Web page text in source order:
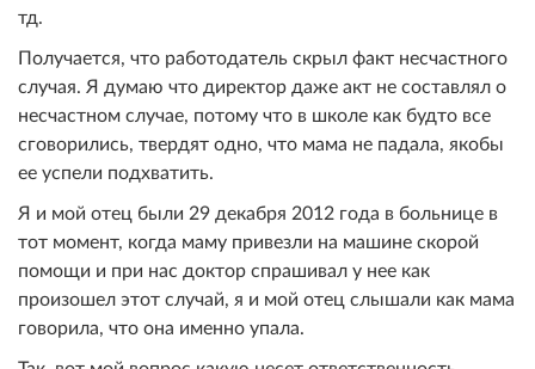
тд.
Получается, что работодатель скрыл факт несчастного
случая. Я думаю что директор даже акт не составлял о
несчастном случае, потому что в школе как будто все
сговорились, твердят одно, что мама не падала, якобы
ее успели подхватить.
Я и мой отец были 29 декабря 2012 года в больнице в
тот момент, когда маму привезли на машине скорой
помощи и при нас доктор спрашивал у нее как
произошел этот случай, я и мой отец слышали как мама
говорила, что она именно упала.